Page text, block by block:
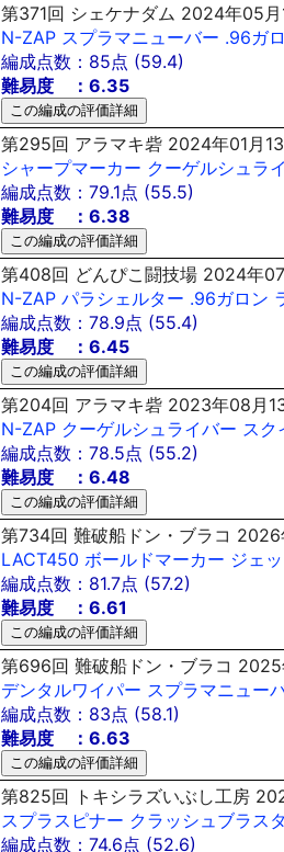
第371回 シェケナダム 2024年05
N-ZAP スプラマニューバー .96ガ
編成点数：85点 (59.4)
難易度 ：6.35
第295回 アラマキ砦 2024年01月
シャープマーカー クーゲルシュラ
編成点数：79.1点 (55.5)
難易度 ：6.38
第408回 どんぴこ闘技場 2024年
N-ZAP パラシェルター .96ガロン
編成点数：78.9点 (55.4)
難易度 ：6.45
第204回 アラマキ砦 2023年08月
N-ZAP クーゲルシュライバー スク
編成点数：78.5点 (55.2)
難易度 ：6.48
第734回 難破船ドン・ブラコ
LACT450 ボールドマーカー ジェ
編成点数：81.7点 (57.2)
難易度 ：6.61
第696回 難破船ドン・ブラコ 2025
デンタルワイパー スプラマニュー
編成点数：83点 (58.1)
難易度 ：6.63
第825回 トキシラズいぶし工房
スプラスピナー クラッシュブラス
編成点数：74.6点 (52.6)